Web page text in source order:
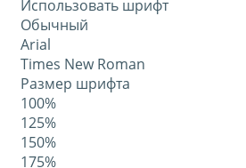
Использовать шрифт
Обычный
Arial
Times New Roman
Размер шрифта
100%
125%
150%
175%